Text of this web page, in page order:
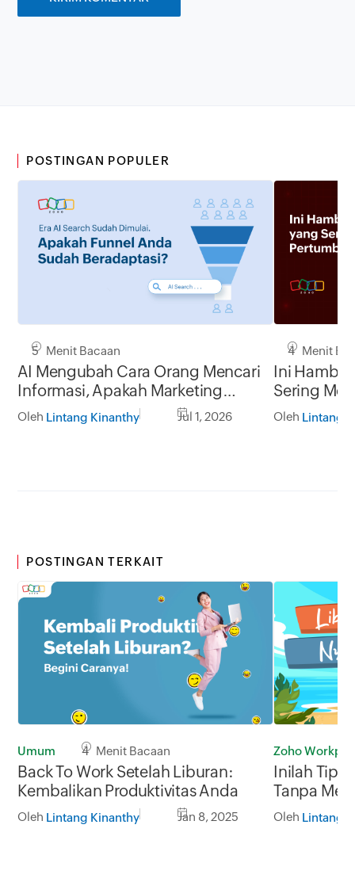
POSTINGAN POPULER
5 Menit Bacaan
AI Mengubah Cara Orang Mencari
Informasi, Apakah Marketing
Funnel Anda Masih Relevan?
Oleh Lintang Kinanthy Jul 1, 2026
4 Menit
Ini
Sering
Oleh Lintang
POSTINGAN TERKAIT
Umum 4 Menit Bacaan
Back To Work Setelah Liburan:
Kembalikan Produktivitas Anda
Oleh Lintang Kinanthy Jan 8, 2025
Zoho
Inilah Tips
Tanpa
Oleh Lintang